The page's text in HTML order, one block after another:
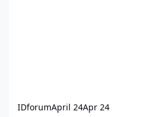
IDforumApril 24Apr 24